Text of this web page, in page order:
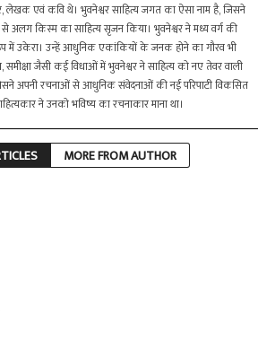
लेखक एवं कवि थे। भुवनेश्वर साहित्य जगत का ऐसा नाम है, जिसने
किस्म का साहित्य सृजन किया। भुवनेश्वर ने मध्य वर्ग की
में उकेरा। उन्हें आधुनिक एकांकियों के जनक होने का गौरव भी
जैसी कई विधाओं में भुवनेश्वर ने साहित्य को नए तेवर वाली
अपनी रचनाओं से आधुनिक संवेदनाओं की नई परिपाटी विकसित
ने उनको भविष्य का रचनाकार माना था।
MORE FROM AUTHOR